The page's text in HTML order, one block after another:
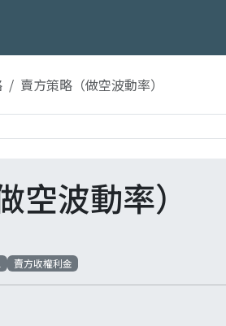
賣方策略（做空波動率）
空波動率）
賣方收權利金